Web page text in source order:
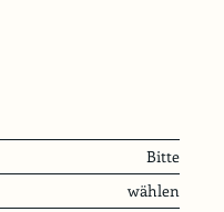
Bitte
wählen